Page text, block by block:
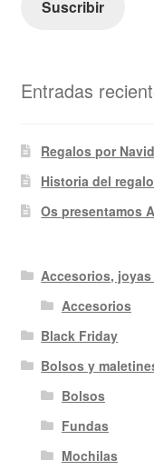
Suscribir
Entradas
Regalos por
Historia del regalo
Os presentamos
Accesorios,
Accesorios
Black Friday
Bolsos y
Bolsos
Fundas
Mochilas